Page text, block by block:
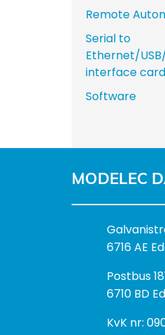
Remote
Serial to
Ethernet/
interface
Software
MODELEC
B
e
o
e
k
6716 AE
P
o
t
Postbus
6710 BD
IKvK nr: